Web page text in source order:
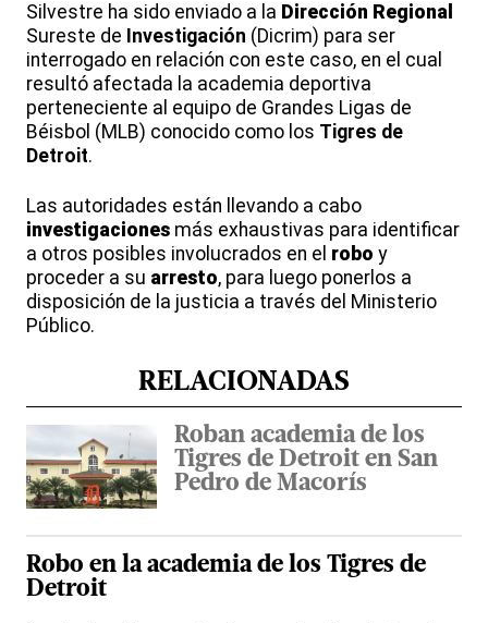
Silvestre ha sido enviado a la Dirección Regional
Sureste de Investigación (Dicrim) para ser
interrogado en relación con este caso, en el cual
resultó afectada la academia deportiva
perteneciente al equipo de Grandes Ligas de
Béisbol (MLB) conocido como los Tigres de
Detroit.
Las autoridades están llevando a cabo
investigaciones más exhaustivas para identificar
a otros posibles involucrados en el robo y
proceder a su arresto, para luego ponerlos a
disposición de la justicia a través del Ministerio
Público.
RELACIONADAS
Roban academia de los
Tigres de Detroit en San
Pedro de Macorís
Robo en la academia de los Tigres de
Detroit